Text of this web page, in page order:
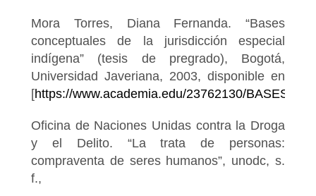
Mora Torres, Diana Fernanda. “Bases
conceptuales de la jurisdicción especial
indígena” (tesis de pregrado), Bogotá,
Universidad Javeriana, 2003, disponible en
[https://www.academia.edu/23762130/
Oficina de Naciones Unidas contra la Droga
y el Delito. “La trata de personas:
compraventa de seres humanos”, unodc, s.
f.,